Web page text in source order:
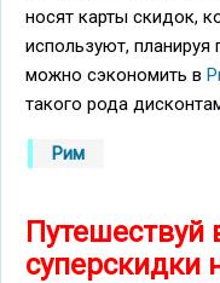
носят карты скидок,
используют,
можно сэкономить в
такого рода
Рим
Путешествуй